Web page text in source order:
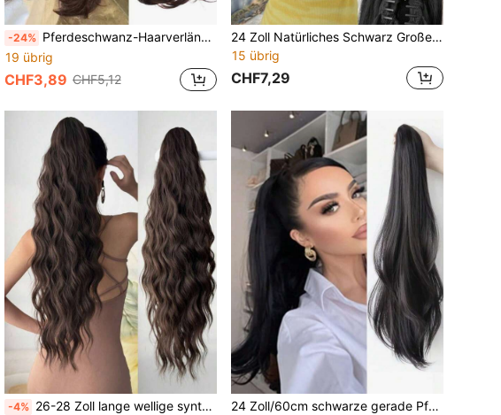
-24% Pferdeschwanz-Haarverlängerungen mit Haarspange, lange gestufte synthetische Pferdeschwanz-Haarspangen in natürlichem Schwarz/Dunkelbraun/Hellbraun, mehrfarbig, künstlich
19 übrig
CHF3,89 CHF5,12
24 Zoll Natürliches Schwarz Große Welle Haarspange Pferdeschwanz, Natürliche Voluminöse Synthetische Haarverlängerungen, Lockiger Pferdeschwanz Haarteil für Frauen
15 übrig
CHF7,29
-4% 26-28 Zoll lange wellige synthetische Pferdeschwanz-Extensions, Haarstück mit Haarspange, Braun, in mehreren Farben erhältlich, natürlicher welliger Pferdeschwanz für den Alltag
24 Zoll/60cm schwarze gerade Pferdeschwanz Haarverlängerung, hitzebeständiges synthetisches Material, geeignet für den täglichen Gebrauch und Partys, 60cm gestufter Pferdeschwanz Clip, natürlicher schwarzer Pferdeschwanz für Frauen Sommer Haaraccessoires Strand Krallenclips Urlaub Haarclips